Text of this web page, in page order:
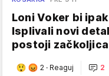
Loni Voker bi
Isplivali novi
postoji začkoljica
2 · Reaguj 2